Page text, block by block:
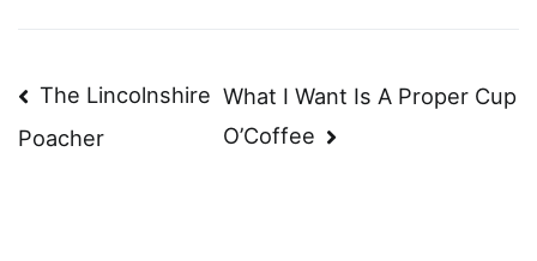
Beitragsnavigation
The Lincolnshire
Poacher
What I Want Is A Proper Cup
O’Coffee